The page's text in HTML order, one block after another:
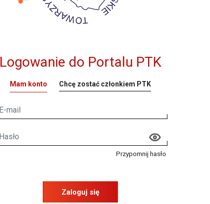
Logowanie do Portalu PTK
Mam konto Chcę zostać członkiem PTK
Przypomnij hasło
Zaloguj się